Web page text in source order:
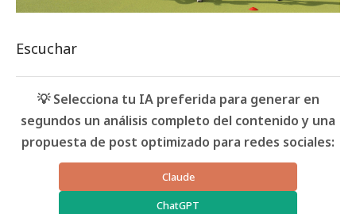
Escuchar
💡 Selecciona tu IA preferida para generar en
segundos un análisis completo del contenido y una
propuesta de post optimizado para redes sociales:
Claude
ChatGPT